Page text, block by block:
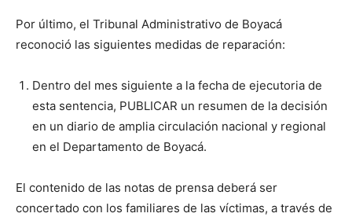
Por último, el Tribunal Administrativo de Boyacá
reconoció las siguientes medidas de reparación:
Dentro del mes siguiente a la fecha de ejecutoria de
esta sentencia, PUBLICAR un resumen de la decisión
en un diario de amplia circulación nacional y regional
en el Departamento de Boyacá.
El contenido de las notas de prensa deberá ser
concertado con los familiares de las víctimas, a través de